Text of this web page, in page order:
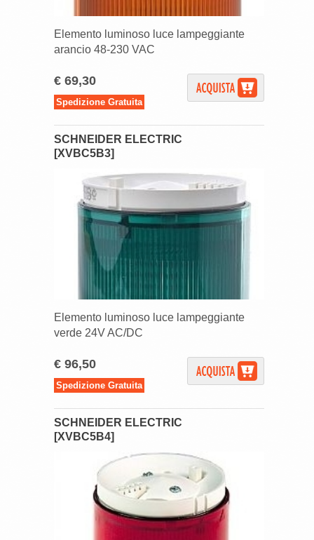
Elemento luminoso luce lampeggiante
arancio 48-230 VAC
€ 69,30
Spedizione Gratuita
SCHNEIDER ELECTRIC
[XVBC5B3]
Elemento luminoso luce lampeggiante
verde 24V AC/DC
€ 96,50
Spedizione Gratuita
SCHNEIDER ELECTRIC
[XVBC5B4]